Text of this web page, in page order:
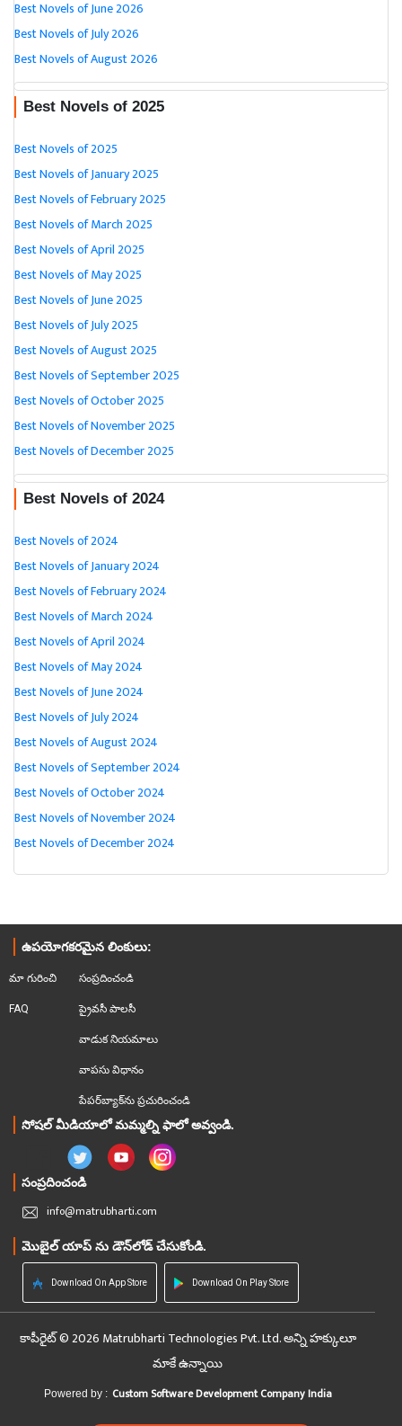
Best Novels of June 2026
Best Novels of July 2026
Best Novels of August 2026
Best Novels of 2025
Best Novels of 2025
Best Novels of January 2025
Best Novels of February 2025
Best Novels of March 2025
Best Novels of April 2025
Best Novels of May 2025
Best Novels of June 2025
Best Novels of July 2025
Best Novels of August 2025
Best Novels of September 2025
Best Novels of October 2025
Best Novels of November 2025
Best Novels of December 2025
Best Novels of 2024
Best Novels of 2024
Best Novels of January 2024
Best Novels of February 2024
Best Novels of March 2024
Best Novels of April 2024
Best Novels of May 2024
Best Novels of June 2024
Best Novels of July 2024
Best Novels of August 2024
Best Novels of September 2024
Best Novels of October 2024
Best Novels of November 2024
Best Novels of December 2024
ఉపయోగకరమైన లింకులు:
మా గురించి
FAQ
సంప్రదించండి
ప్రైవసీ పాలసీ
వాడుక నియమాలు
వాపసు విధానం
పేపర్‌బ్యాక్‌ను ప్రచురించండి
సోషల్ మీడియాలో మమ్మల్ని ఫాలో అవ్వండి.
సంప్రదించండి
info@matrubharti.com
మొబైల్ యాప్ ను డౌన్‌లోడ్ చేసుకోండి.
Download On App Store Download On Play Store
కాపీరైట్ © 2026 Matrubharti Technologies Pvt. Ltd. అన్ని హక్కులూ
మాకే ఉన్నాయి
Powered by : Custom Software Development Company India